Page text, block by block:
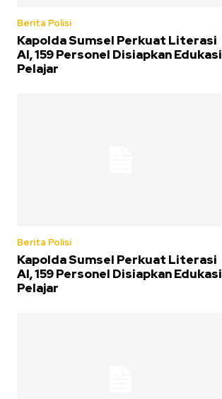
Berita Polisi
Kapolda Sumsel Perkuat Literasi
AI, 159 Personel Disiapkan Edukasi
Pelajar
Berita Polisi
Kapolda Sumsel Perkuat Literasi
AI, 159 Personel Disiapkan Edukasi
Pelajar